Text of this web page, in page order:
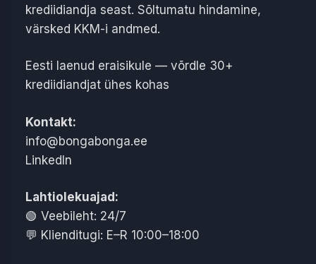
krediidiandja seast. Sõltumatu hindamine,
värsked KKM-i andmed.
Eesti laenud eraisikule — võrdle 30+
krediidiandjat ühes kohas
Kontakt:
info@bongabonga.ee
LinkedIn
Lahtiolekuajad:
🟢 Veebileht: 24/7
💬 Klienditugi: E–R 10:00–18:00